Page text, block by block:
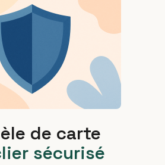
de carte
sécurisé